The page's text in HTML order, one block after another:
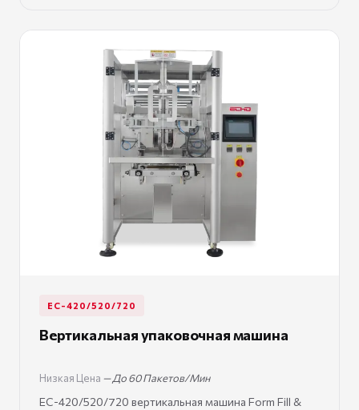
EC-420/520/720
Вертикальная упаковочная машина
Низкая Цена — До 60 Пакетов/Мин
EC-420/520/720 вертикальная машина Form Fill &